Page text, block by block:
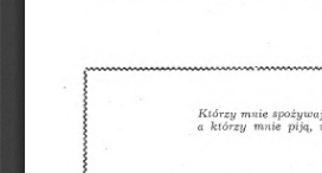
Którzy mnie
a którzy mnie piją,